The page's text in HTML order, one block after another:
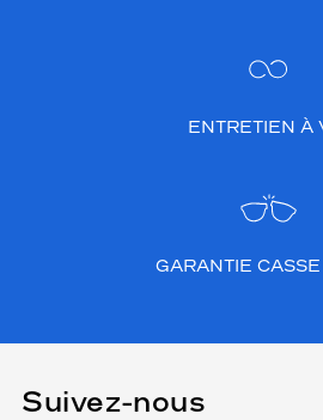
ENTRETIEN À
GARANTIE
Suivez-nous